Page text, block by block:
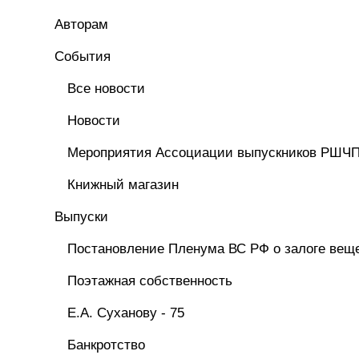
Авторам
Cобытия
Все новости
Новости
Мероприятия Ассоциации выпускников
Книжный магазин
Выпуски
Постановление Пленума ВС РФ о залоге
Поэтажная собственность
Е.А. Суханову - 75
Банкротство